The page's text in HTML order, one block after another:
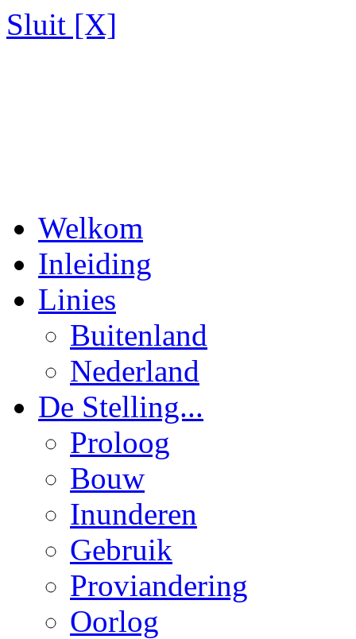
Sluit [X]
Welkom
Inleiding
Linies
Buitenland
Nederland
De Stelling...
Proloog
Bouw
Inunderen
Gebruik
Proviandering
Oorlog